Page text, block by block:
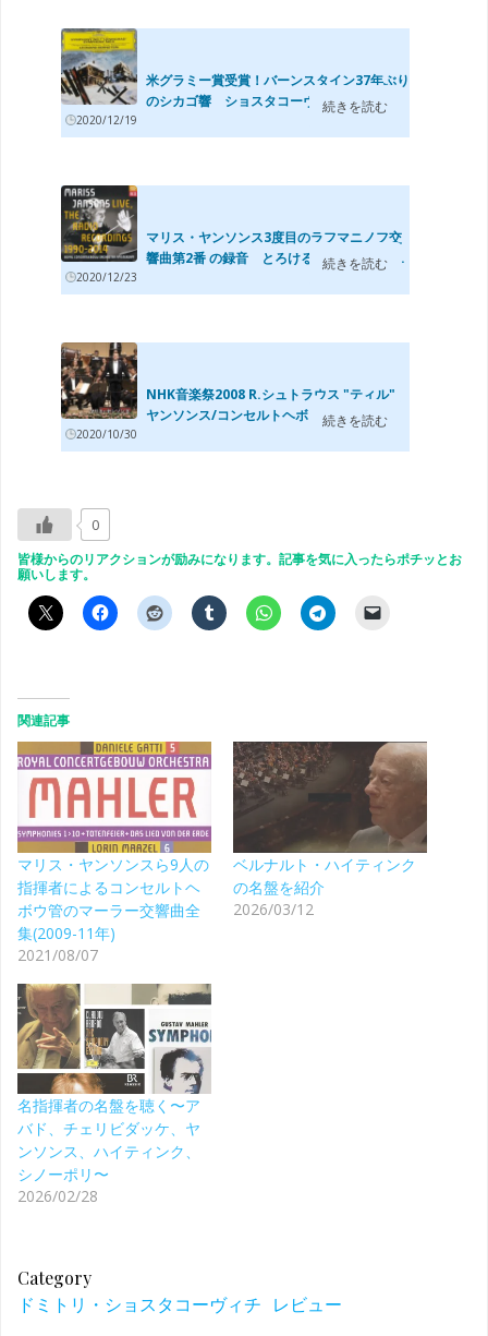
米グラミー賞受賞！バーンスタイン37年ぶり
のシカゴ響 ショスタコーヴィチ交響曲...
2020/12/19
続きを読む
マリス・ヤンソンス3度目のラフマニノフ交
響曲第2番 の録音 とろけるようなコンセ...
2020/12/23
続きを読む
NHK音楽祭2008 R.シュトラウス "ティル"
ヤンソンス/コンセルトヘボウ管
2020/10/30
続きを読む
0
皆様からのリアクションが励みになります。記事を気に入ったらポチッとお
願いします。
関連記事
マリス・ヤンソンスら9人の
指揮者によるコンセルトヘ
ボウ管のマーラー交響曲全
集(2009-11年)
2021/08/07
ベルナルト・ハイティンク
の名盤を紹介
2026/03/12
名指揮者の名盤を聴く〜ア
バド、チェリビダッケ、ヤ
ンソンス、ハイティンク、
シノーポリ〜
2026/02/28
Category
ドミトリ・ショスタコーヴィチ レビュー